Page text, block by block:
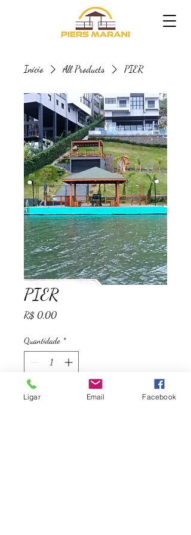
Início All Products PIER
PIER
R$ 0,00Preço
Quantidade *
Adicionar ao carrinho
Ligar Email Facebook